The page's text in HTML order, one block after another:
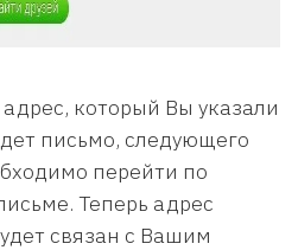
который Вы указали
письмо, следующего
перейти по
Теперь адрес
связан с Вашим